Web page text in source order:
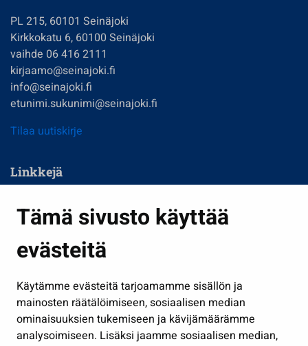
Tämä sivusto käyttää
evästeitä
Käytämme evästeitä tarjoamamme sisällön ja
mainosten räätälöimiseen, sosiaalisen median
ominaisuuksien tukemiseen ja kävijämäärämme
analysoimiseen. Lisäksi jaamme sosiaalisen median,
PL 215, 60101 Seinäjoki
Kirkkokatu 6, 60100 Seinäjoki
vaihde 06 416 2111
kirjaamo@seinajoki.fi
info@seinajoki.fi
etunimi.sukunimi@seinajoki.fi
Tilaa uutiskirje
Linkkejä
Kasvatus ja opetus
Kulttuuri ja liikunta
Työ ja yrittäminen
Osallistu ja asioi
Näytä omat evästeasetukseni